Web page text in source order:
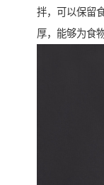
拌，可以保留
厚，能够为食